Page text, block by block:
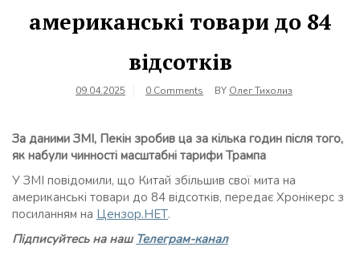
американські товари до 84
відсотків
09.04.2025 0 Comments BY Олег Тихолиз
За даними ЗМІ, Пекін зробив ца за кілька годин після того,
як набули чинності масштабні тарифи Трампа
У ЗМІ повідомили, що Китай збільшив свої мита на
американські товари до 84 відсотків, передає Хронікерс з
посиланням на Цензор.НЕТ.
Підписуйтесь на наш Телеграм-канал